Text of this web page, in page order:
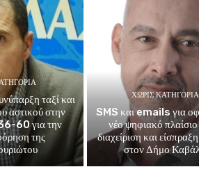
ταξί και
αστικού στην
60 για την
της
ΧΩΡΊΣ ΚΑΤΗΓΟΡΊΑ
SMS και emails για
νέο ψηφιακό πλαίσιο
διαχείριση και
στον Δήμο